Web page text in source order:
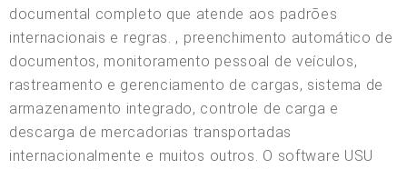
documental completo que atende aos padrões
internacionais e regras. , preenchimento automático de
documentos, monitoramento pessoal de veículos,
rastreamento e gerenciamento de cargas, sistema de
armazenamento integrado, controle de carga e
descarga de mercadorias transportadas
internacionalmente e muitos outros. O software USU